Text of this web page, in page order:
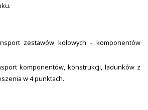
zestawów kołowych - komponentów
komponentów, konstrukcji, ładunków z
w 4 punktach.